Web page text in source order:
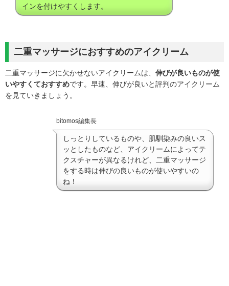
インを付けやすくします。
二重マッサージにおすすめのアイクリーム
二重マッサージに欠かせないアイクリームは、 伸びが良いものが使
いやすくておすすめです。早速、伸びが良いと評判のアイクリーム
を見ていきましょう。
bitomos編集長
しっとりしているものや、肌馴染みの良いス
ッとしたものなど、アイクリームによってテ
クスチャーが異なるけれど、二重マッサージ
をする時は伸びの良いものが使いやすいの
ね！